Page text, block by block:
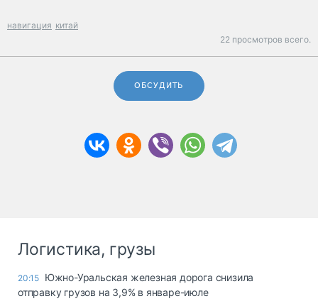
навигация китай
22 просмотров всего.
ОБСУДИТЬ
Логистика, грузы
20:15 Южно-Уральская железная дорога снизила
отправку грузов на 3,9% в январе-июле